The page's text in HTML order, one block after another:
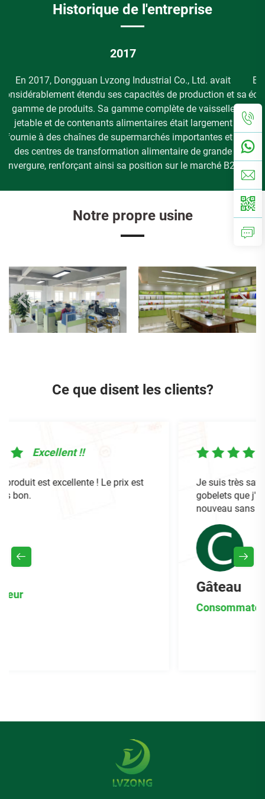
Historique de l'entreprise
2020
En 2020, Dongguan Lvzong a encore diversifié ses offres
écologiques en lançant des produits de vaisselle à base de
papier. Cette extension stratégique a renforcé son avantage
concurrentiel dans le secteur business-to-business, en
proposant des solutions d'emballage durables à des clients
corporatifs issus de diverses industries.
Notre propre usine
Ce que disent les clients?
! Le prix est
Excellent !!
Je suis très satisfait de la livraison
gobelets que j'ai reçue. Je
nouveau sans hésitation.